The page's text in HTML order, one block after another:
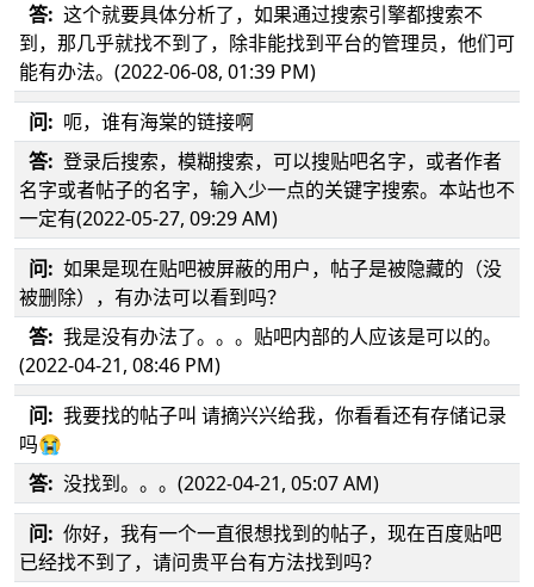
答: 这个就要具体分析了，如果通过搜索引擎都搜索不
到，那几乎就找不到了，除非能找到平台的管理员，他们可
能有办法。(2022-06-08, 01:39 PM)
问: 呃，谁有海棠的链接啊
答: 登录后搜索，模糊搜索，可以搜贴吧名字，或者作者
名字或者帖子的名字，输入少一点的关键字搜索。本站也不
一定有(2022-05-27, 09:29 AM)
问: 如果是现在贴吧被屏蔽的用户，帖子是被隐藏的（没
被删除），有办法可以看到吗？
答: 我是没有办法了。。。贴吧内部的人应该是可以的。
(2022-04-21, 08:46 PM)
问: 我要找的帖子叫 请摘兴兴给我，你看看还有存储记录
吗😭
答: 没找到。。。(2022-04-21, 05:07 AM)
问: 你好，我有一个一直很想找到的帖子，现在百度贴吧
已经找不到了，请问贵平台有方法找到吗？